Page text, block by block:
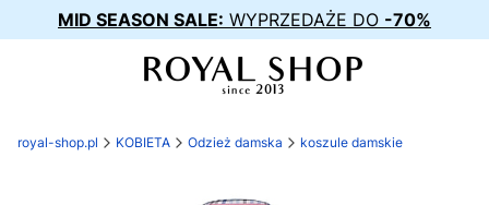
MID SEASON SALE: WYPRZEDAŻE DO -70%
royal-shop.pl KOBIETA Odzież damska koszule damskie